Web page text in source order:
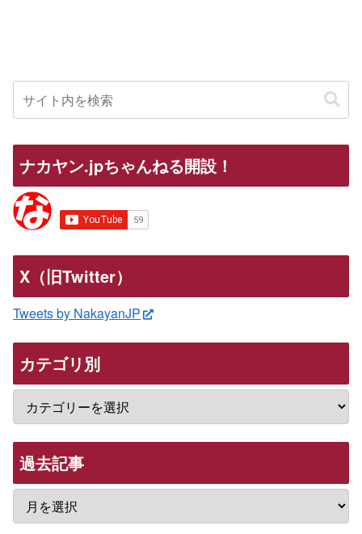
ナカヤン.jpちゃんねる開設！
X（旧Twitter）
Tweets by NakayanJP
カテゴリ別
過去記事